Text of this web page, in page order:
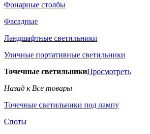
Фонарные столбы
Фасадные
Ландшафтные светильники
Уличные портативные светильники
Точечные светильникиПросмотреть
Назад к Все товары
Точечные светильники под лампу
Споты